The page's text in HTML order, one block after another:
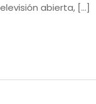
abierta, […]